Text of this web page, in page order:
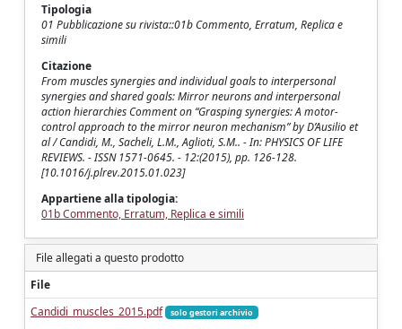
Tipologia
01 Pubblicazione su rivista::01b Commento, Erratum, Replica e
simili
Citazione
From muscles synergies and individual goals to interpersonal
synergies and shared goals: Mirror neurons and interpersonal
action hierarchies Comment on “Grasping synergies: A motor-
control approach to the mirror neuron mechanism” by D’Ausilio et
al / Candidi, M., Sacheli, L.M., Aglioti, S.M.. - In: PHYSICS OF LIFE
REVIEWS. - ISSN 1571-0645. - 12:(2015), pp. 126-128.
[10.1016/j.plrev.2015.01.023]
Appartiene alla tipologia:
01b Commento, Erratum, Replica e simili
File allegati a questo prodotto
File
Candidi_muscles_2015.pdf
solo gestori archivio